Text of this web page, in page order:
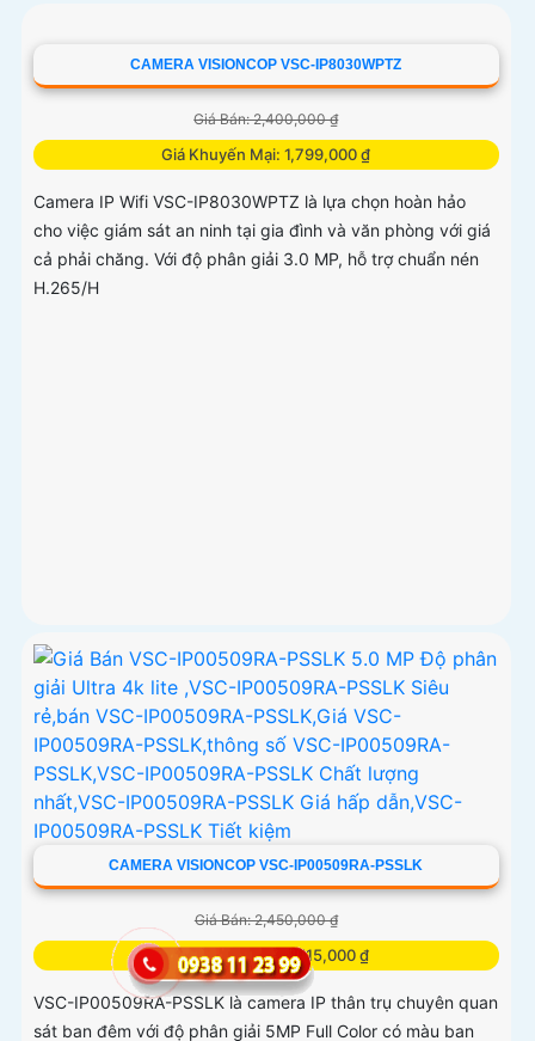
CAMERA VISIONCOP VSC-IP8030WPTZ
Giá Bán: 2,400,000 ₫
Giá Khuyến Mại: 1,799,000 ₫
Camera IP Wifi VSC-IP8030WPTZ là lựa chọn hoàn hảo
cho việc giám sát an ninh tại gia đình và văn phòng với giá
cả phải chăng. Với độ phân giải 3.0 MP, hỗ trợ chuẩn nén
H.265/H
CAMERA VISIONCOP VSC-IP00509RA-PSSLK
Giá Bán: 2,450,000 ₫
Giá Khuyến Mại: 1,715,000 ₫
VSC-IP00509RA-PSSLK là camera IP thân trụ chuyên quan
sát ban đêm với độ phân giải 5MP Full Color có màu ban